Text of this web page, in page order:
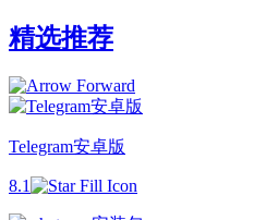
精选推荐
Telegram安卓版
8.1